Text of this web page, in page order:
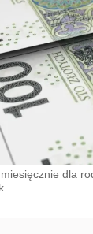
dla